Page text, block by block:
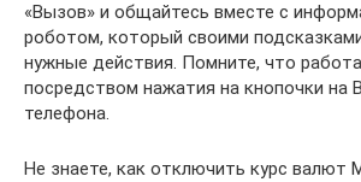
«Вызов» и общайтесь вместе с
роботом, который своими
нужные действия. Помните, что
посредством нажатия на кнопочки на
телефона.
Не знаете, как отключить курс валют